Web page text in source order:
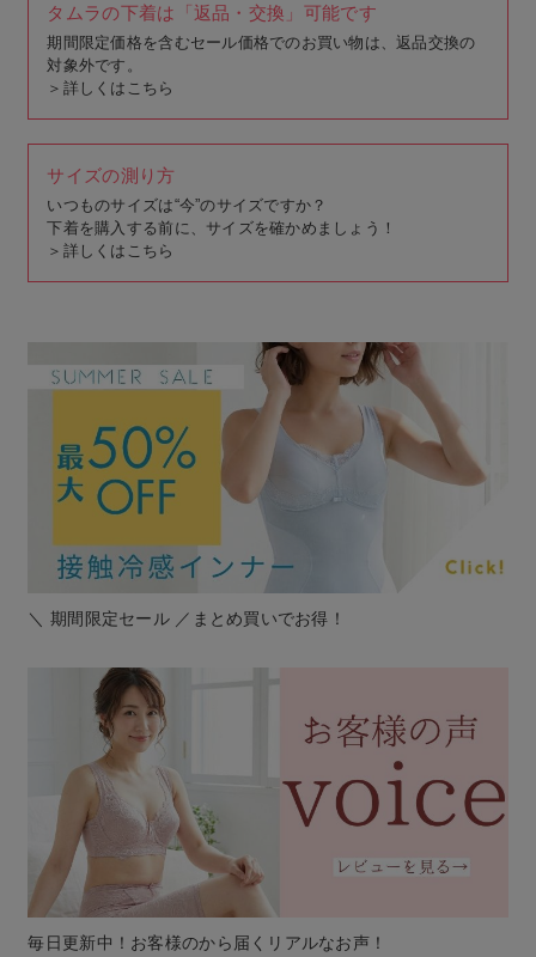
タムラの下着は「返品・交換」可能です
期間限定価格を含むセール価格でのお買い物は、返品交換の
対象外です。
＞ 詳しくはこちら
サイズの測り方
いつものサイズは“今”のサイズですか？
下着を購入する前に、サイズを確かめましょう！
＞ 詳しくはこちら
＼ 期間限定セール ／まとめ買いでお得！
毎日更新中！お客様のから届くリアルなお声！